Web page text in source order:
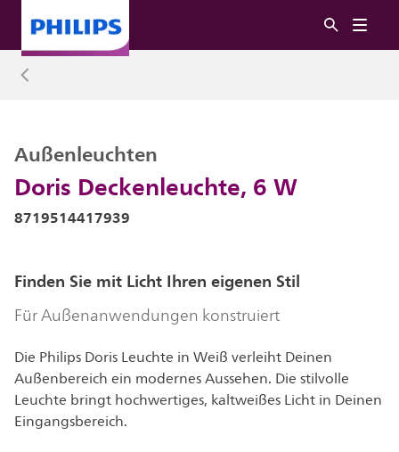
Doris Deckenleuchte, 6 W
Außenleuchten
8719514417939
Finden Sie mit Licht Ihren eigenen Stil
Für Außenanwendungen konstruiert
Die Philips Doris Leuchte in Weiß verleiht Deinen
Außenbereich ein modernes Aussehen. Die stilvolle
Leuchte bringt hochwertiges, kaltweißes Licht in Deinen
Eingangsbereich.